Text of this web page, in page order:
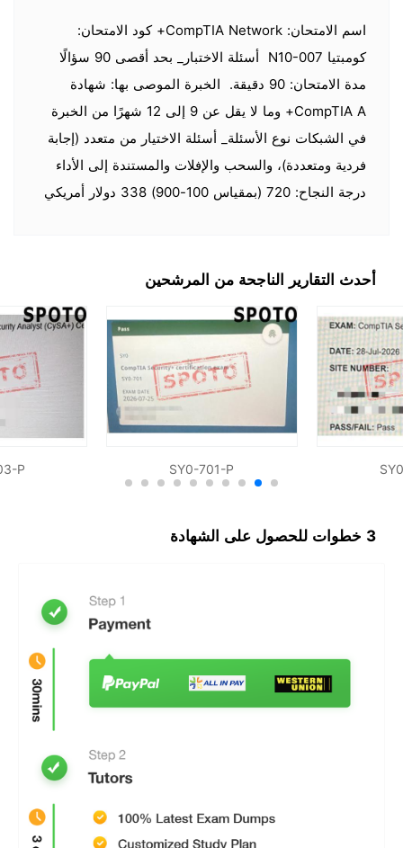
اسم الامتحان: CompTIA Network+ كود الامتحان:
كومبتيا N10-007 أسئلة الاختبار_ بحد أقصى 90 سؤالًا
مدة الامتحان: 90 دقيقة. الخبرة الموصى بها: شهادة
CompTIA A+ وما لا يقل عن 9 إلى 12 شهرًا من الخبرة
في الشبكات نوع الأسئلة_ أسئلة الاختيار من متعدد (إجابة
فردية ومتعددة)، والسحب والإفلات والمستندة إلى الأداء
درجة النجاح: 720 (بمقياس 100-900) 338 دولار أمريكي
أحدث التقارير الناجحة من المرشحين
SY0-701-P
P
3 خطوات للحصول على الشهادة